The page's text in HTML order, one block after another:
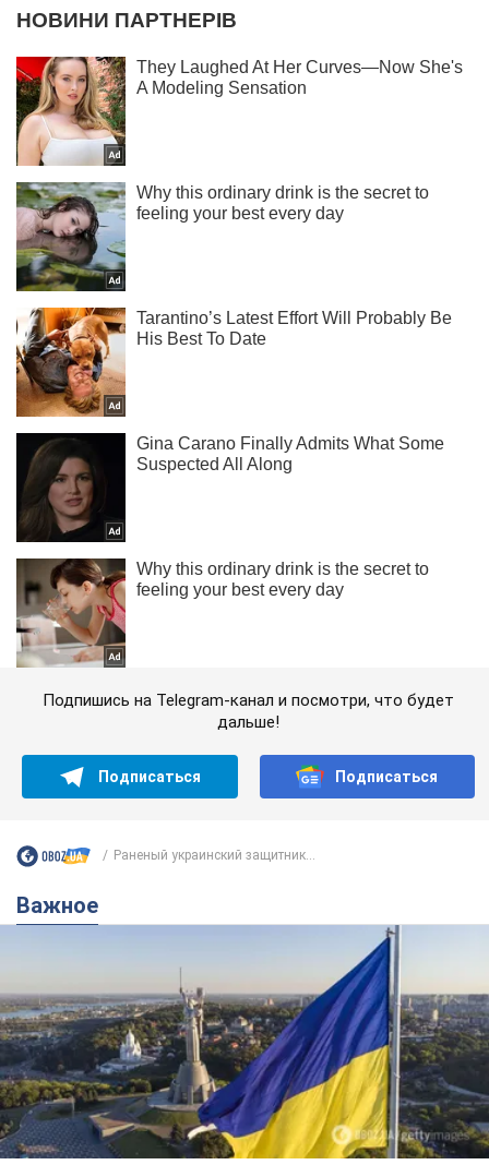
Подпишись на Telegram-канал и посмотри, что будет
дальше!
Подписаться Подписаться
Раненый украинский защитник...
Важное